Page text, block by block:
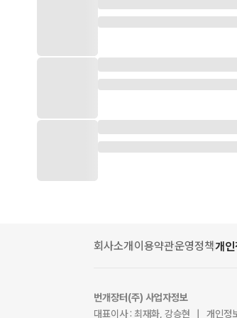
회사소개이용약관운영정책개
번개장터(주) 사업자정보
대표이사 : 최재화, 강승현 | 개인정